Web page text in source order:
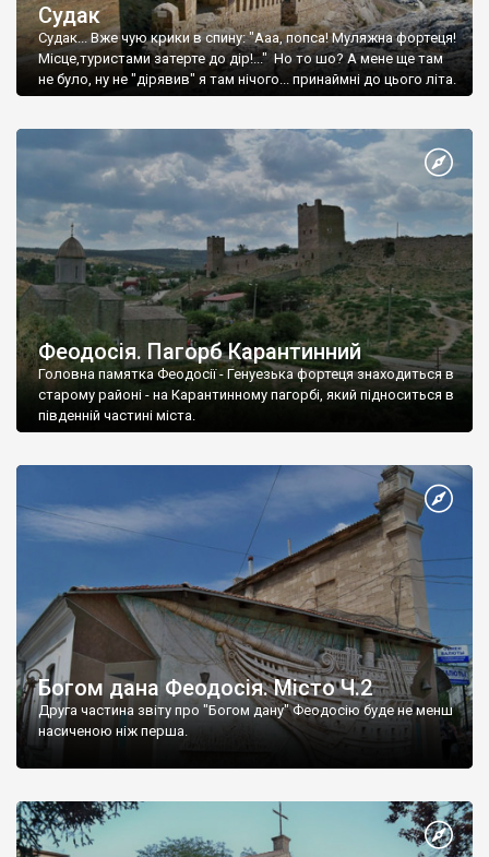
Судак
Судак... Вже чую крики в спину: "Ааа, попса! Муляжна фортеця!
Місце,туристами затерте до дір!..." Но то шо? А мене ще там
не було, ну не "дірявив" я там нічого... принаймні до цього літа.
Феодосія. Пагорб Карантинний
Головна памятка Феодосії - Генуезька фортеця знаходиться в
старому районі - на Карантинному пагорбі, який підноситься в
південній частині міста.
Богом дана Феодосія. Місто Ч.2
Друга частина звіту про "Богом дану" Феодосію буде не менш
насиченою ніж перша.